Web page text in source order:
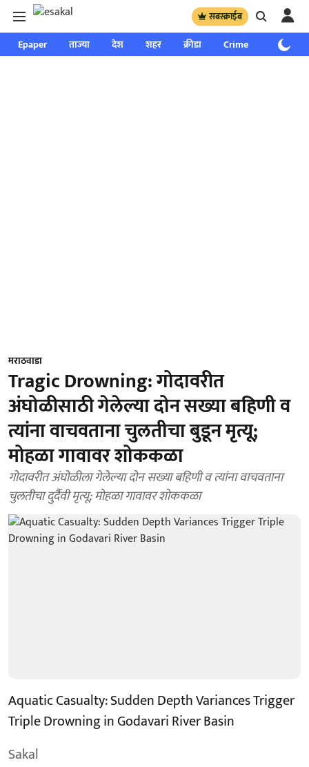
सबस्क्राईब
Epaper ताज्या देश शहर क्रीडा Crime साप्ताहिक
मराठवाडा
Tragic Drowning: गोदावरीत
अंघोळीसाठी गेलेल्या दोन सख्या बहिणी व
त्यांना वाचवताना चुलतीचा बुडून मृत्यू;
मोहळा गावावर शोककळा
गोदावरीत अंघोळीला गेलेल्या दोन सख्या बहिणी व त्यांना वाचवताना
चुलतीचा दुर्दैवी मृत्यू; मोहळा गावावर शोककळा
Aquatic Casualty: Sudden Depth Variances Trigger
Triple Drowning in Godavari River Basin
Sakal